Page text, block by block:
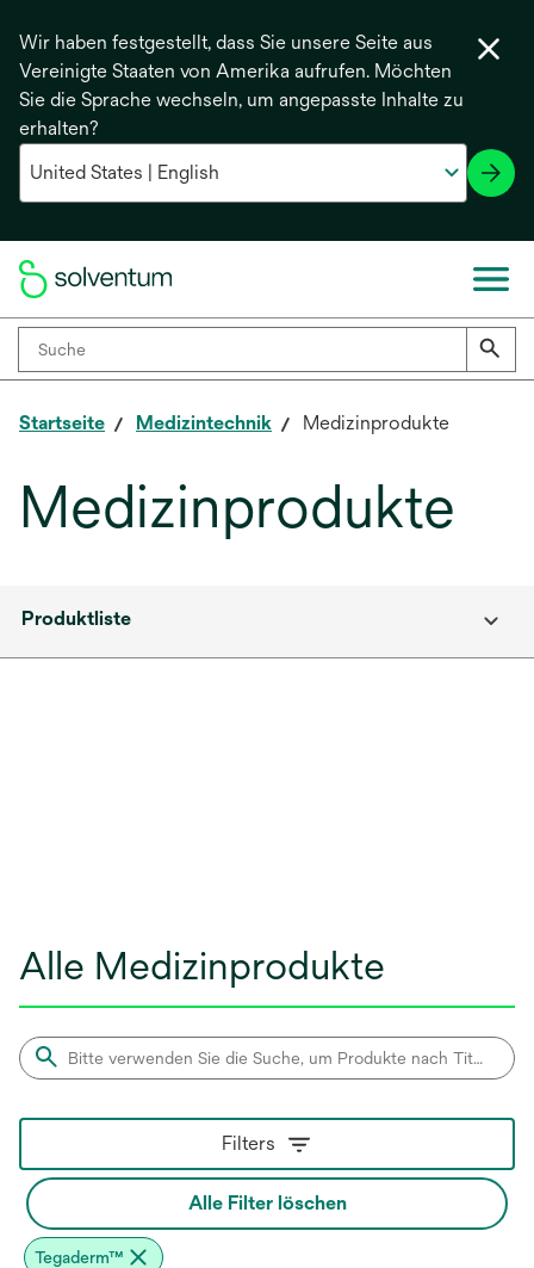
Wir haben festgestellt, dass Sie unsere Seite aus
Vereinigte Staaten von Amerika aufrufen. Möchten
Sie die Sprache wechseln, um angepasste Inhalte zu
erhalten?
Startseite Medizintechnik Medizinprodukte
Medizinprodukte
Produktliste
Alle Medizinprodukte
Filters
Alle Filter löschen
Tegaderm™